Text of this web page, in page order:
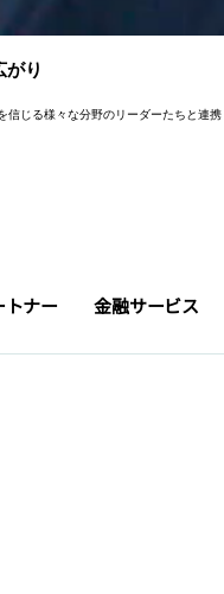
がり
信じる様々な分野のリーダーたちと
トナー 金融サービス